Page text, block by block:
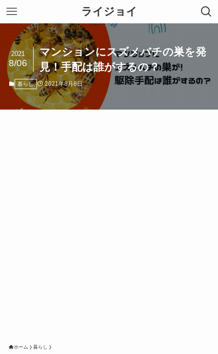
ライジョイ
マンションにスズメバチの巣を発
見！手配は誰がするの？
2021
8/06
暮らし 2021年8月8日
ホーム 暮らし